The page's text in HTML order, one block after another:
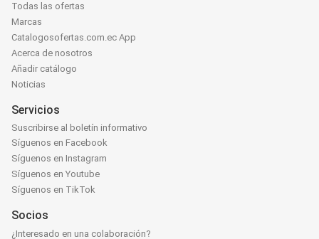
Todas las ofertas
Marcas
Catalogosofertas.com.ec App
Acerca de nosotros
Añadir catálogo
Noticias
Servicios
Suscribirse al boletín informativo
Síguenos en Facebook
Síguenos en Instagram
Síguenos en Youtube
Síguenos en TikTok
Socios
¿Interesado en una colaboración?